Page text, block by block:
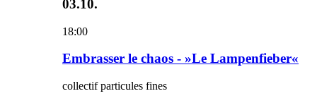
03.10.
18:00
Embrasser le chaos - »Le Lampenfieber«
collectif particules fines